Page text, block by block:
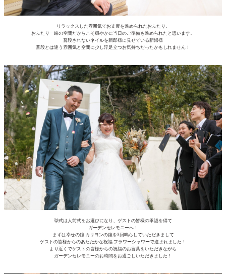
リラックスした雰囲気でお支度を進められたおふたり。
おふたり一緒の空間だからこそ穏やかに当日のご準備も進められたと思います。
普段されないネイルを新郎様に見せている新婦様
普段とは違う雰囲気と空間に少し浮足立つお気持ちだったかもしれません！
挙式は人前式をお選びになり、ゲストの皆様の承認を得て
ガーデンセレモニーへ！
まずは幸せの鐘 カリヨンの鐘を3回鳴らしていただきまして
ゲストの皆様からのあたたかな祝福 フラワーシャワーで進まれました！
より近くでゲストの皆様からの祝福のお言葉をいただきながら
ガーデンセレモニーのお時間をお過ごしいただきました！